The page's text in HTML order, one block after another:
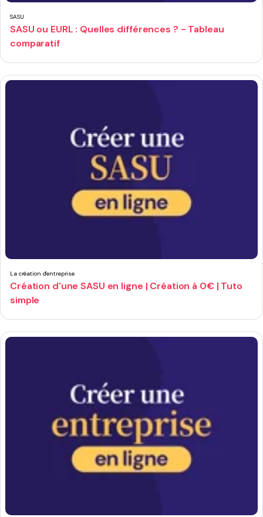
SASU
SASU ou EURL : Quelles différences ? - Tableau
comparatif
La création d'entreprise
Création d'une SASU en ligne | Création à 0€ | Tuto
simple